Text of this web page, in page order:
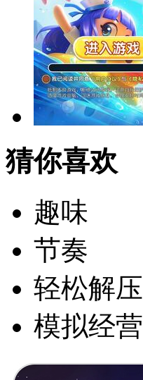
猜你喜欢
趣味
节奏
轻松解压
模拟经营